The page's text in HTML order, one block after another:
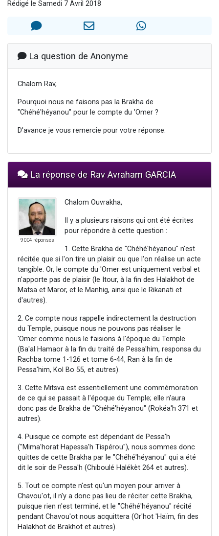
Ariel vient de donner son Maasser
Il reste 49 places pour étudier en groupe sur Zoom
6 personnes viennent de faire un don pour 5 enfants déjà orphelins risquent de perdre leur maman
3 personnes viennent de nous rejoindre sur WhatsApp
Rédigé le Samedi 7 Avril 2018
La question de Anonyme
Chalom Rav,
Pourquoi nous ne faisons pas la Brakha de
"Chéhé'héyanou" pour le compte du 'Omer ?
D'avance je vous remercie pour votre réponse.
La réponse de Rav Avraham GARCIA
9004 réponses
Chalom Ouvrakha,
Il y a plusieurs raisons qui ont été écrites
pour répondre à cette question :
1. Cette Brakha de "Chéhé'héyanou" n'est
récitée que si l'on tire un plaisir ou que l'on réalise un acte
tangible. Or, le compte du 'Omer est uniquement verbal et
n'apporte pas de plaisir (le Itour, à la fin des Halakhot de
Matsa et Maror, et le Manhig, ainsi que le Rikanati et
d'autres).
2. Ce compte nous rappelle indirectement la destruction
du Temple, puisque nous ne pouvons pas réaliser le
'Omer comme nous le faisions à l'époque du Temple
(Ba'al Hamaor à la fin du traité de Pessa'him, responsa du
Rachba tome 1-126 et tome 6-44, Ran à la fin de
Pessa'him, Kol Bo 55, et autres).
3. Cette Mitsva est essentiellement une commémoration
de ce qui se passait à l'époque du Temple; elle n'aura
donc pas de Brakha de "Chéhé'héyanou" (Rokéa'h 371 et
autres).
4. Puisque ce compte est dépendant de Pessa'h
("Mima'horat Hapessa'h Tispérou"), nous sommes donc
quittes de cette Brakha par le "Chéhé'héyanou" qui a été
dit le soir de Pessa'h (Chiboulé Halékèt 264 et autres).
5. Tout ce compte n'est qu'un moyen pour arriver à
Chavou'ot, il n'y a donc pas lieu de réciter cette Brakha,
puisque rien n'est terminé, et le "Chéhé'héyanou" récité
pendant Chavou'ot nous acquittera (Or'hot 'Haïm, fin des
Halakhot de Brakhot et autres).